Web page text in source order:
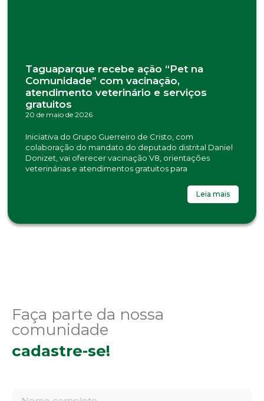
Taguaparque recebe ação “Pet na
Comunidade” com vacinação,
atendimento veterinário e serviços
gratuitos
20 de maio de 2026
Iniciativa do Grupo Guerreiro de Cristo, com
colaboração do mandato do deputado distrital Daniel
Donizet, vai oferecer vacinação V8, orientações
veterinárias e atendimentos gratuitos para
Leia mais
Faça parte da nossa
comunidade
cadastre-se!